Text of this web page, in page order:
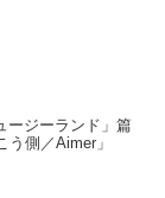
ージーランド」篇
側／Aimer」